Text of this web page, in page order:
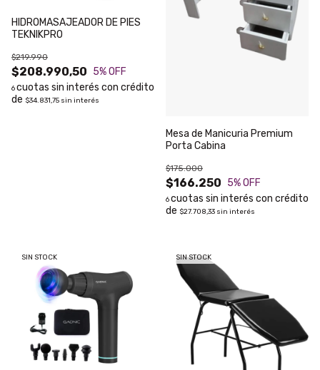
HIDROMASAJEADOR DE PIES
TEKNIKPRO
$208.990,50
$219.990
5% OFF
6
$34.831,75 sin interés
Mesa de Manicuria Premium
Porta Cabina
$166.250
$175.000
5% OFF
6
$27.708,33 sin interés
SIN STOCK SIN STOCK